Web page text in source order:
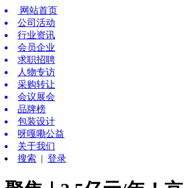
网站首页
公司活动
行业资讯
会员企业
求职招聘
人物专访
采购转让
会议展会
品牌榜
包装设计
呀嘎嘞公益
关于我们
搜索 | 登录